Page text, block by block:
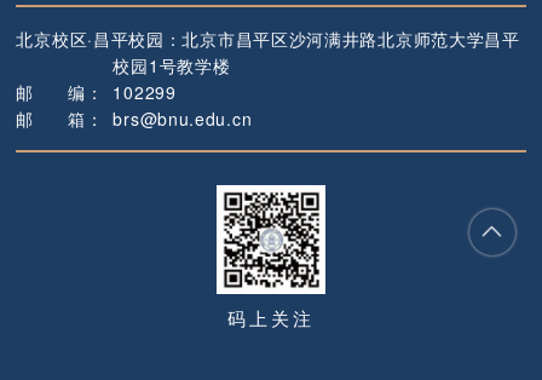
北京校区·昌平校园：北京市昌平区沙河满井路北京师范大学昌平
校园1号教学楼
邮
编 ：
102299
邮
箱 ： brs@bnu.edu.cn
码上关注